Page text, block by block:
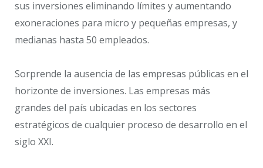
sus inversiones eliminando límites y aumentando
exoneraciones para micro y pequeñas empresas, y
medianas hasta 50 empleados.
Sorprende la ausencia de las empresas públicas en el
horizonte de inversiones. Las empresas más
grandes del país ubicadas en los sectores
estratégicos de cualquier proceso de desarrollo en el
siglo XXI.